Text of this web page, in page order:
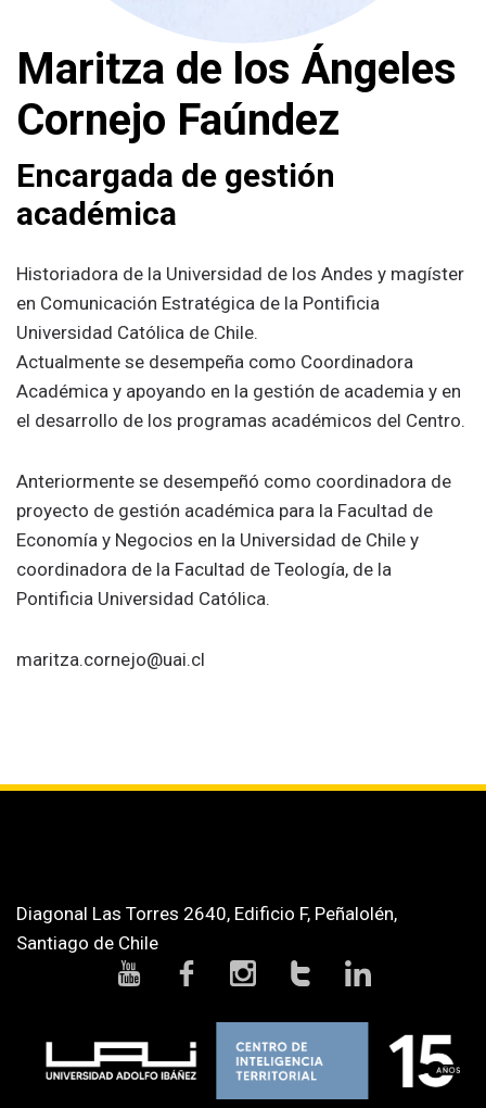
Maritza de los Ángeles
Cornejo Faúndez
Encargada de gestión
académica
Historiadora de la Universidad de los Andes y magíster
en Comunicación Estratégica de la Pontificia
Universidad Católica de Chile.
Actualmente se desempeña como Coordinadora
Académica y apoyando en la gestión de academia y en
el desarrollo de los programas académicos del Centro.
Anteriormente se desempeñó como coordinadora de
proyecto de gestión académica para la Facultad de
Economía y Negocios en la Universidad de Chile y
coordinadora de la Facultad de Teología, de la
Pontificia Universidad Católica.
maritza.cornejo@uai.cl
Diagonal Las Torres 2640, Edificio F, Peñalolén,
Santiago de Chile